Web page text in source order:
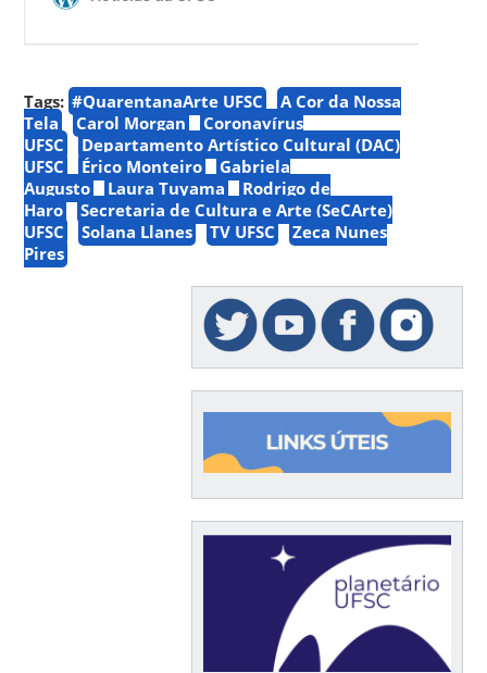
Tags: #QuarentanaArte UFSC
A Cor da Nossa
Tela
Carol Morgan
Coronavírus
UFSC
Departamento Artístico Cultural (DAC)
UFSC
Érico Monteiro
Gabriela
Augusto
Laura Tuyama
Rodrigo de
Haro
Secretaria de Cultura e Arte (SeCArte)
UFSC
Solana Llanes TV UFSC
Zeca Nunes
Pires